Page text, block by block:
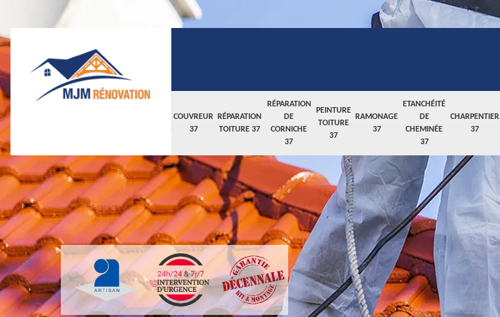
COUVREUR
37
RÉPARATION
TOITURE 37
RÉPARATION
DE
CORNICHE
37
PEINTURE
TOITURE
37
RAMONAGE
37
ETANCHÉITÉ
DE
CHEMINÉE
37
CHARPENTIER
37